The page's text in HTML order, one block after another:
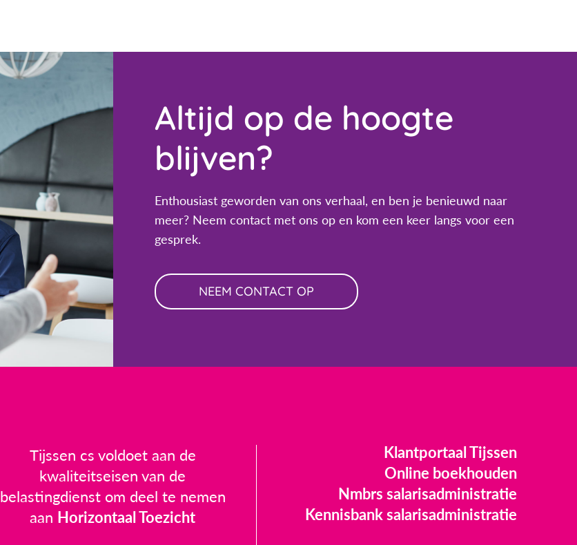
Altijd op de hoogte
blijven?
Enthousiast geworden van ons verhaal, en ben je benieuwd naar
meer? Neem contact met ons op en kom een keer langs voor een
gesprek.
NEEM CONTACT OP
Tijssen cs voldoet aan de
kwaliteitseisen van de
belastingdienst om deel te nemen
aan Horizontaal Toezicht
Klantportaal Tijssen
Online boekhouden
Nmbrs salarisadministratie
Kennisbank salarisadministratie